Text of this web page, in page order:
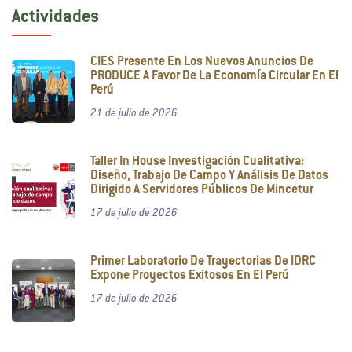
Actividades
CIES Presente En Los Nuevos Anuncios De
PRODUCE A Favor De La Economía Circular En El
Perú
21 de julio de 2026
Taller In House Investigación Cualitativa:
Diseño, Trabajo De Campo Y Análisis De Datos
Dirigido A Servidores Públicos De Mincetur
17 de julio de 2026
Primer Laboratorio De Trayectorias De IDRC
Expone Proyectos Exitosos En El Perú
17 de julio de 2026